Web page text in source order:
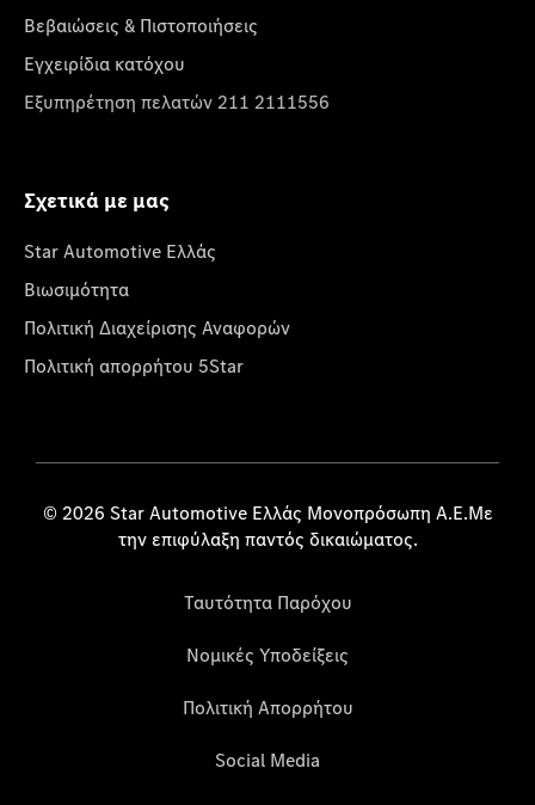
Βεβαιώσεις & Πιστοποιήσεις
Εγχειρίδια κατόχου
Εξυπηρέτηση πελατών 211 2111556
Σχετικά με μας
Star Automotive Ελλάς
Βιωσιμότητα
Πολιτική Διαχείρισης Αναφορών
Πολιτική απορρήτου 5Star
© 2026 Star Automotive Ελλάς Μονοπρόσωπη Α.Ε.Με
την επιφύλαξη παντός δικαιώματος.
Ταυτότητα Παρόχου
Νομικές Υποδείξεις
Πολιτική Απορρήτου
Social Media